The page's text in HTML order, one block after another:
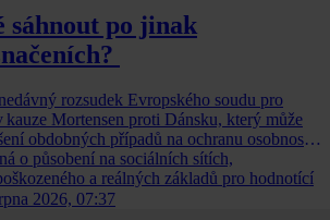
sáhnout po jinak
rozsudek Evropského soudu pro
kauze Mortensen proti Dánsku, který může
obdobných případů na ochranu osobnosti,
o působení na sociálních sítích,
a reálných základů pro hodnotící
2026, 07:37